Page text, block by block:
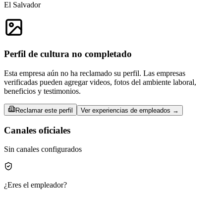
El Salvador
Perfil de cultura no completado
Esta empresa aún no ha reclamado su perfil. Las empresas
verificadas pueden agregar videos, fotos del ambiente laboral,
beneficios y testimonios.
Reclamar este perfil Ver experiencias de empleados →
Canales oficiales
Sin canales configurados
¿Eres el empleador?